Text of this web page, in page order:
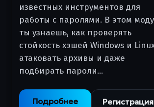
известных инструментов для
работы с паролями. В этом
ты узнаешь, как проверять
стойкость хэшей Windows и
атаковать архивы и даже
подбирать пароли…
Подробнее Регистрация